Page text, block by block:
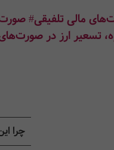
مالی تلفیقی#
تسعیر ارز در
چرا